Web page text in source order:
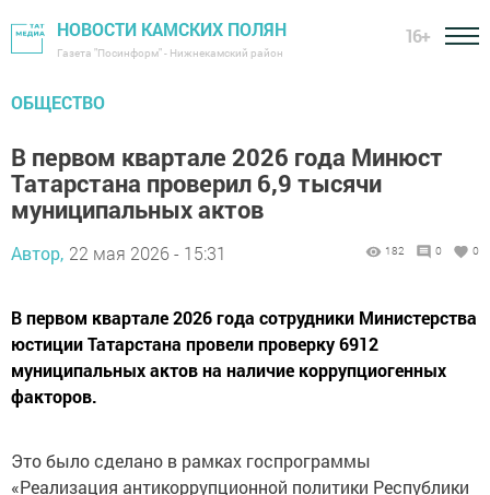
НОВОСТИ КАМСКИХ ПОЛЯН
Газета "Посинформ" - Нижнекамский район
16+
ОБЩЕСТВО
В первом квартале 2026 года Минюст
Татарстана проверил 6,9 тысячи
муниципальных актов
Автор, 22 мая 2026 - 15:31 182 0 0
В первом квартале 2026 года сотрудники Министерства
юстиции Татарстана провели проверку 6912
муниципальных актов на наличие коррупциогенных
факторов.
Это было сделано в рамках госпрограммы
«Реализация антикоррупционной политики Республики